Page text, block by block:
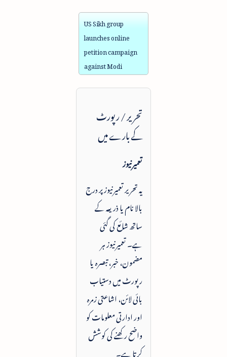
US Sikh group
launches online
petition campaign
against Modi
تحریر / رپورٹ
کے بارے میں
تعمیرنیوز
یہ تحریر تعمیرنیوز پر درج
بالا نام یا ذریعہ کے
ساتھ شائع کی گئی
ہے۔ تعمیرنیوز ہر
مضمون، خبر، تبصرہ یا
رپورٹ میں دستیاب
بائی لائن، اشاعتی زمرہ
اور ادارتی معلومات کو
واضح رکھنے کی کوشش
کرتا ہے۔